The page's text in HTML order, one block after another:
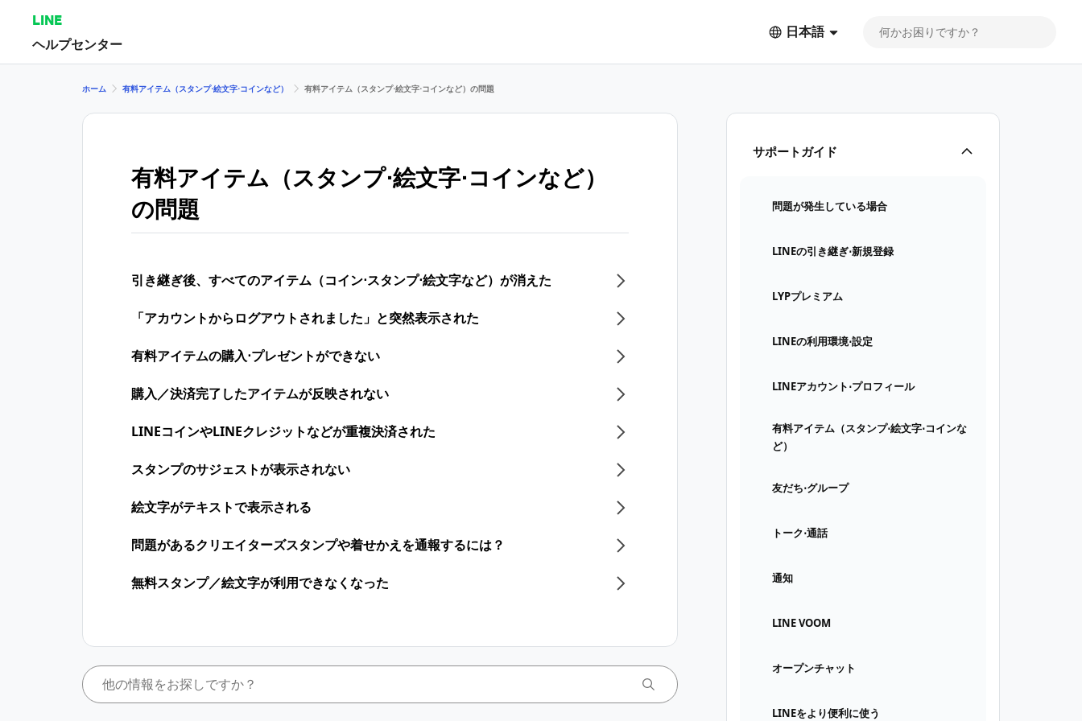
LINE
ヘルプセンター
日本語
サポートガイド
問題が発生している場合
LINEの引き継ぎ⋅新規登録
LYPプレミアム
LINEの利用環境⋅設定
LINEアカウント⋅プロフィール
有料アイテム（スタンプ⋅絵文字⋅コインな
ど）
友だち⋅グループ
トーク⋅通話
通知
LINE VOOM
オープンチャット
LINEをより便利に使う
ホーム 有料アイテム（スタンプ⋅絵文字⋅コインなど） 有料アイテム（スタンプ⋅絵文字⋅コインなど）の問題
有料アイテム（スタンプ⋅絵文字⋅コインなど）
の問題
引き継ぎ後、すべてのアイテム（コイン⋅スタンプ⋅絵文字など）が消えた
「アカウントからログアウトされました」と突然表示された
有料アイテムの購入⋅プレゼントができない
購入／決済完了したアイテムが反映されない
LINEコインや​LINEクレジットなどが​重複決済された​
スタンプのサジェストが表示されない
絵文字がテキストで表示される
問題があるクリエイターズスタンプや着せかえを通報するには？
無料スタンプ／絵文字が利用できなくなった